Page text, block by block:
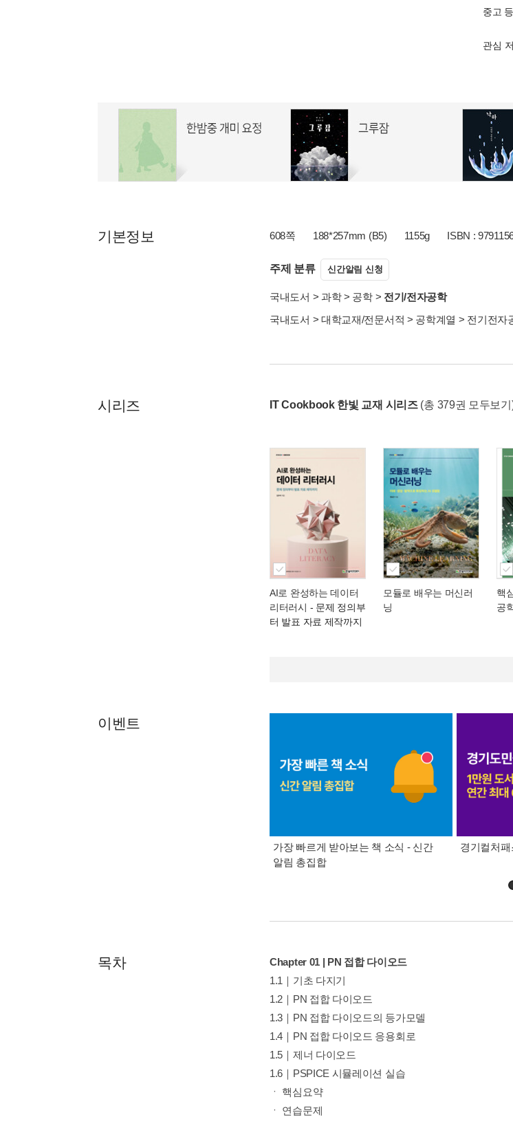
중고
관심
기본정보 608쪽 188*257mm (B5) 1155g ISBN :
주제 분류 신간알림 신청
국내도서 > 과학> 공학> 전기/전자공학
국내도서 > 대학교재/전문서적 > 공학계열 > 전기전자
시리즈 IT Cookbook 한빛 교재 시리즈 (총 379권 모두보기
AI로 완성하는 데이터
리터러시 - 문제 정의부
터 발표 자료 제작까지
모듈로 배우는 머신러
닝
핵
공
이벤트
가장 빠르게 받아보는 책 소식 - 신간
알림 총집합
경기컬처
목차
Chapter 01 | PN 접합 다이오드
1.1｜기초 다지기
1.2｜PN 접합 다이오드
1.3｜PN 접합 다이오드의 등가모델
1.4｜PN 접합 다이오드 응용회로
1.5｜제너 다이오드
1.6｜PSPICE 시뮬레이션 실습
ㆍ 핵심요약
ㆍ 연습문제